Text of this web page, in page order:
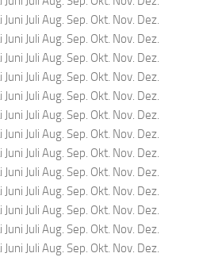
Juni Juli Aug. Sep. Okt. Nov. Dez.
Juni Juli Aug. Sep. Okt. Nov. Dez.
Juni Juli Aug. Sep. Okt. Nov. Dez.
Juni Juli Aug. Sep. Okt. Nov. Dez.
Juni Juli Aug. Sep. Okt. Nov. Dez.
Juni Juli Aug. Sep. Okt. Nov. Dez.
Juni Juli Aug. Sep. Okt. Nov. Dez.
Juni Juli Aug. Sep. Okt. Nov. Dez.
Juni Juli Aug. Sep. Okt. Nov. Dez.
Juni Juli Aug. Sep. Okt. Nov. Dez.
Juni Juli Aug. Sep. Okt. Nov. Dez.
Juni Juli Aug. Sep. Okt. Nov. Dez.
Juni Juli Aug. Sep. Okt. Nov. Dez.